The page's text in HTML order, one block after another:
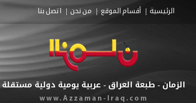
الرئيسية أقسام الموقع من نحن اتصل بنا
الزمان - طبعة العراق - عربية يومية دولية مستقلة
www.Azzaman-Iraq.com